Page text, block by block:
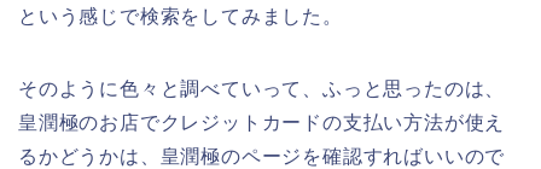
という感じで検索をしてみました。
そのように色々と調べていって、ふっと思ったのは、
皇潤極のお店でクレジットカードの支払い方法が使え
るかどうかは、皇潤極のページを確認すればいいので